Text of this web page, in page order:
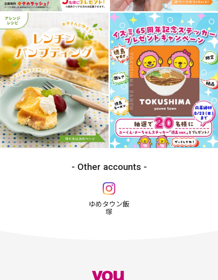
Other accounts
ゆめタウン飯
塚